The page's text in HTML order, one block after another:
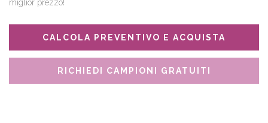
miglior prezzo!
CALCOLA PREVENTIVO E ACQUISTA
RICHIEDI CAMPIONI GRATUITI